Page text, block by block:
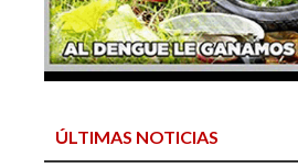
ÚLTIMAS NOTICIAS